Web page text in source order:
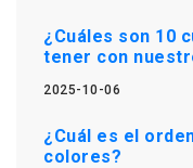
¿Cuáles son 10
tener con
2025-10-06
¿Cuál es el
colores?